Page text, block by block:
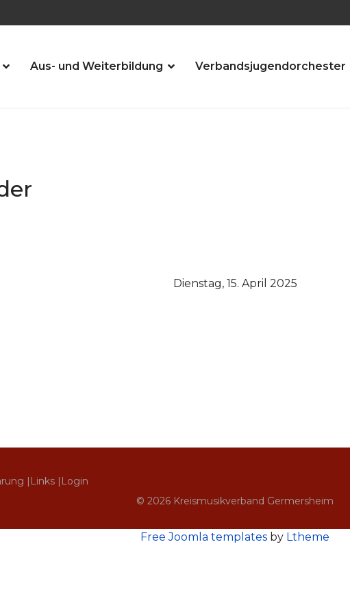
Aus- und Weiterbildung Verbandsjugendorchester
Dienstag, 15. April 2025
| Links | Login
© 2026 Kreismusikverband Germersheim
Free Joomla templates by Ltheme